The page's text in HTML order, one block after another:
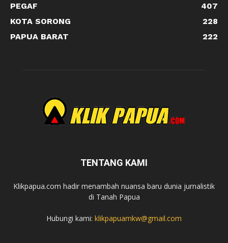
PEGAF
407
KOTA SORONG
228
PAPUA BARAT
222
TENTANG KAMI
Klikpapua.com hadir menambah nuansa baru dunia jurnalistik
di Tanah Papua
Hubungi kami: klikpapuamkw@gmail.com